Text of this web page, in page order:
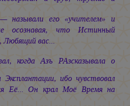
называли его «учителем» и
осознавая, что Истинный
вас...
когда Азъ РАзсказывала о
ибо чувствовал
Её... Он крал Моё Время на